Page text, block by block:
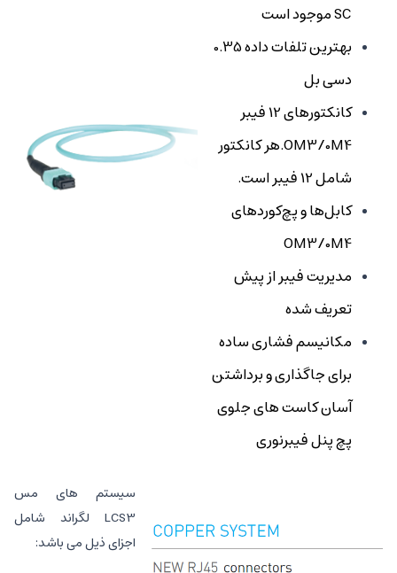
SC موجود است
بهترین تلفات داده 0.35
دسی بل
کانکتورهای 12 فیبر
OM3/0M4.هر کانکتور
شامل 12 فیبر است.
کابل‌ها و پچ‌کوردهای
OM3/0M4
مدیریت فیبر از پیش
تعریف شده
مکانیسم فشاری ساده
برای جاگذاری و برداشتن
آسان کاست های جلوی
پچ پنل فیبرنوری
سیستم های مس
LCS3 لگراند شامل
اجزای ذیل می باشد: